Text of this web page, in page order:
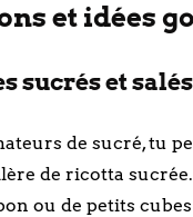
et idées
sucrés et salés
de sucré, tu
de ricotta
ou de petits